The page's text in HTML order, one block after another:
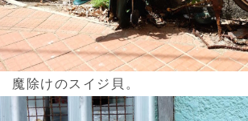
魔除けのスイジ貝。